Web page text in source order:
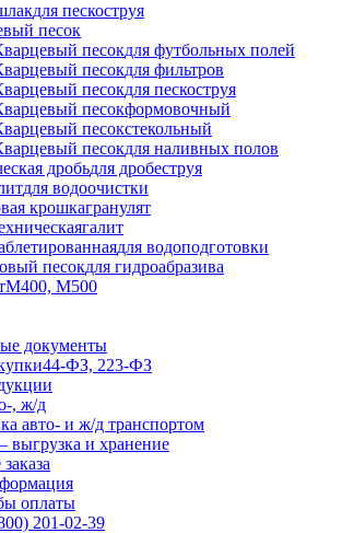
для пескоструя
песок
песокдля футбольных полей
песокдля фильтров
песокдля пескоструя
песокформовочный
песокстекольный
песокдля наливных полов
дробьдля дробеструя
для водоочистки
крошкагранулят
галит
для водоподготовки
песокдля гидроабразива
М400, М500
документы
44-ФЗ, 223-ФЗ
, ж/д
авто- и ж/д транспортом
и хранение
оплаты
201-02-39